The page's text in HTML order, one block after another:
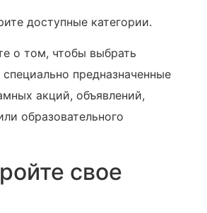
доступные категории.
о том, чтобы выбрать
предназначенные
акций, объявлений,
образовательного‍
свое